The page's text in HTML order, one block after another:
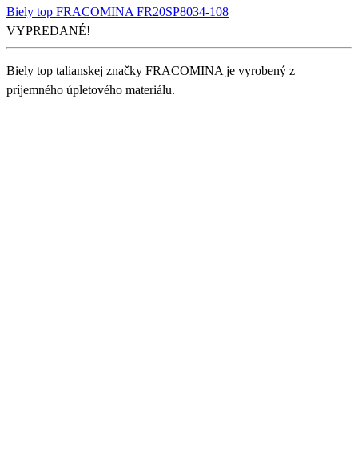
Biely top FRACOMINA FR20SP8034-108
VYPREDANÉ!
Biely top talianskej značky FRACOMINA je vyrobený z
príjemného úpletového materiálu.